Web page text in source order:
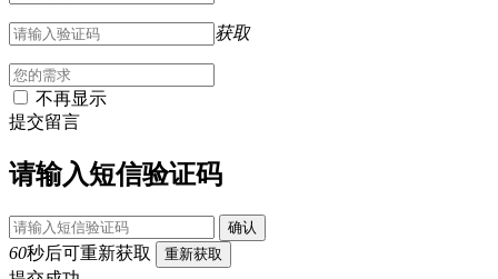
获取
不再显示
提交留言
请输入短信验证码
确认
60秒后可重新获取 重新获取